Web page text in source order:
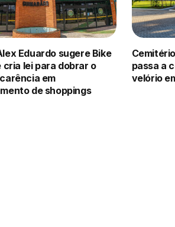
Eduardo sugere Bike
cria lei para dobrar o
em
de shoppings
passa a
velório